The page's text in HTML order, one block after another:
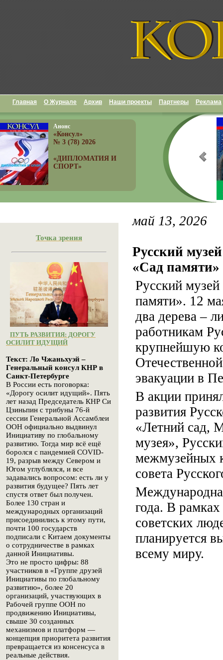
Главная О Журнале Архив Наши проекты Партнеры Реклама
Анонс
«Консул»
№ 3 (78) 2026
«ДИПЛОМАТИЯ И
СПОРТ»
Точка зрения
ПУТЬ РАЗВИТИЯ: ДОРОГУ
ОСИЛИТ ИДУЩИЙ
Текст: Ло Чжаньхуэй –
Генеральный консул КНР в
Санкт-Петербурге
В России есть поговорка:
«Дорогу осилит идущий». Пять
лет назад Председатель КНР Си
Цзиньпин с трибуны 76-й
сессии Генеральной Ассамблеи
ООН официально выдвинул
Инициативу по глобальному
развитию. Тогда мир всё ещё
боролся с пандемией COVID-
19, разрыв между Севером и
Югом углублялся, и все
задавались вопросом: есть ли у
развития будущее? Пять лет
спустя ответ был получен.
Более 130 стран и
международных организаций
присоединились к этому пути,
почти 100 государств
подписали с Китаем документы
о сотрудничестве в рамках
данной Инициативы.
Это не просто цифры: 88
участников в «Группе друзей
Инициативы по глобальному
развитию», более 20
организаций, участвующих в
Рабочей группе ООН по
продвижению Инициативы,
свыше 30 созданных
механизмов и платформ —
концепция приоритета развития
превращается из консенсуса в
реальные действия.
май 13, 2026
Русский
«Сад памяти»
Русский
памяти». 12
два дерева –
работникам
крупнейшую
эвакуации в
В акции
развития
«Летний сад,
музея»,
межмузейных
совета
года. В
советских
планируется
всему миру.